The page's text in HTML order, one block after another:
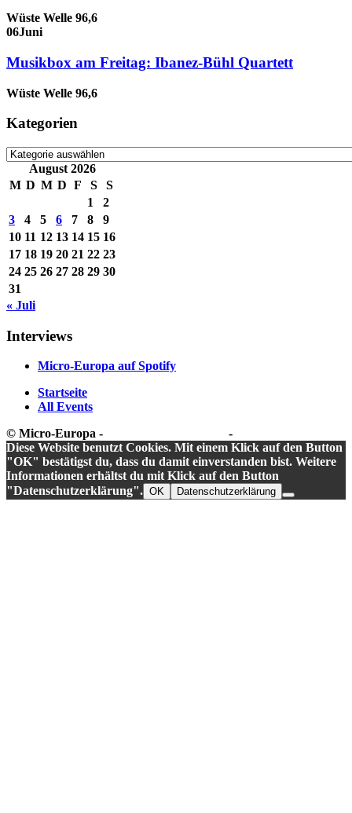
Wüste Welle 96,6
06Juni
Musikbox am Freitag: Ibanez-Bühl Quartett
Wüste Welle 96,6
Kategorien
Kategorien
August 2026
M D M D F S
S
1
2
3
4 5 6 7 8
9
10 11 12 13 14 15 16
17 18 19 20 21 22 23
24 25 26 27 28 29 30
31
« Juli
Interviews
Micro-Europa auf Spotify
Startseite
All Events
© Micro-Europa -
-
Diese Website benutzt Cookies. Mit einem Klick auf den Button
"OK" bestätigst du, dass du damit einverstanden bist. Weitere
Informationen erhältst du mit Klick auf den Button
"Datenschutzerklärung". OK Datenschutzerklärung